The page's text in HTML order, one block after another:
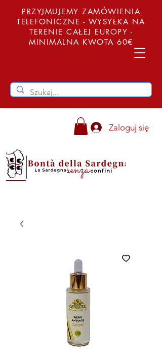
PRZYJMUJEMY ZAMÓWIENIA
TELEFONICZNE - WYSYŁKA NA
TERENIE CAŁEJ EUROPY -
MINIMALNA KWOTA 60€
Zaloguj się